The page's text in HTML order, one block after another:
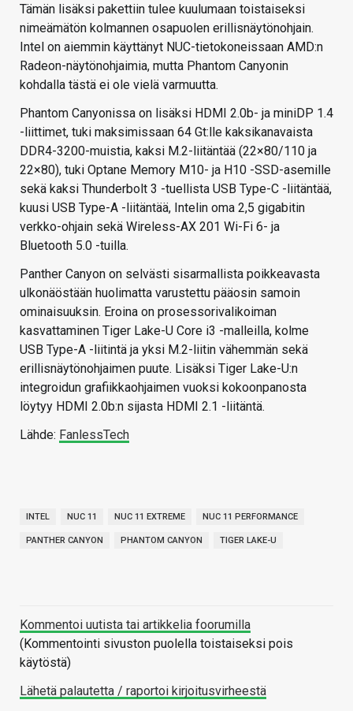
Tämän lisäksi pakettiin tulee kuulumaan toistaiseksi
nimeämätön kolmannen osapuolen erillisnäytönohjain.
Intel on aiemmin käyttänyt NUC-tietokoneissaan AMD:n
Radeon-näytönohjaimia, mutta Phantom Canyonin
kohdalla tästä ei ole vielä varmuutta.
Phantom Canyonissa on lisäksi HDMI 2.0b- ja miniDP 1.4
-liittimet, tuki maksimissaan 64 Gt:lle kaksikanavaista
DDR4-3200-muistia, kaksi M.2-liitäntää (22×80/110 ja
22×80), tuki Optane Memory M10- ja H10 -SSD-asemille
sekä kaksi Thunderbolt 3 -tuellista USB Type-C -liitäntää,
kuusi USB Type-A -liitäntää, Intelin oma 2,5 gigabitin
verkko-ohjain sekä Wireless-AX 201 Wi-Fi 6- ja
Bluetooth 5.0 -tuilla.
Panther Canyon on selvästi sisarmallista poikkeavasta
ulkonäöstään huolimatta varustettu pääosin samoin
ominaisuuksin. Eroina on prosessorivalikoiman
kasvattaminen Tiger Lake-U Core i3 -malleilla, kolme
USB Type-A -liitintä ja yksi M.2-liitin vähemmän sekä
erillisnäytönohjaimen puute. Lisäksi Tiger Lake-U:n
integroidun grafiikkaohjaimen vuoksi kokoonpanosta
löytyy HDMI 2.0b:n sijasta HDMI 2.1 -liitäntä.
Lähde: FanlessTech
INTEL NUC 11 NUC 11 EXTREME NUC 11 PERFORMANCE
PANTHER CANYON PHANTOM CANYON TIGER LAKE-U
Kommentoi uutista tai artikkelia foorumilla
(Kommentointi sivuston puolella toistaiseksi pois
käytöstä)
Lähetä palautetta / raportoi kirjoitusvirheestä